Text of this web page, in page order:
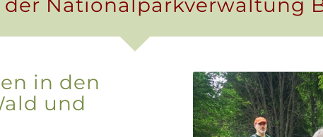
Nationalparkverwaltung
in den
und